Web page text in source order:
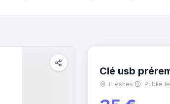
Clé usb
Fresnes· Publié